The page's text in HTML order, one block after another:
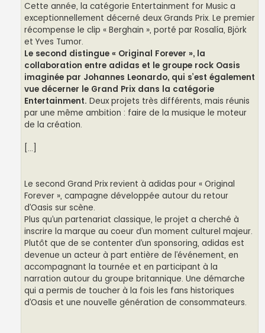
Cette année, la catégorie Entertainment for Music a
exceptionnellement décerné deux Grands Prix. Le premier
récompense le clip « Berghain », porté par Rosalía, Björk
et Yves Tumor.
Le second distingue « Original Forever », la
collaboration entre adidas et le groupe rock Oasis
imaginée par Johannes Leonardo, qui s’est également
vue décerner le Grand Prix dans la catégorie
Entertainment. Deux projets très différents, mais réunis
par une même ambition : faire de la musique le moteur
de la création.
[...]
Le second Grand Prix revient à adidas pour « Original
Forever », campagne développée autour du retour
d’Oasis sur scène.
Plus qu’un partenariat classique, le projet a cherché à
inscrire la marque au coeur d’un moment culturel majeur.
Plutôt que de se contenter d’un sponsoring, adidas est
devenue un acteur à part entière de l’événement, en
accompagnant la tournée et en participant à la
narration autour du groupe britannique. Une démarche
qui a permis de toucher à la fois les fans historiques
d’Oasis et une nouvelle génération de consommateurs.